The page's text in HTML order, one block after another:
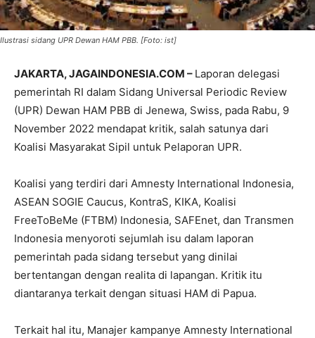
Ilustrasi sidang UPR Dewan HAM PBB. [Foto: ist]
JAKARTA, JAGAINDONESIA.COM – Laporan delegasi
pemerintah RI dalam Sidang Universal Periodic Review
(UPR) Dewan HAM PBB di Jenewa, Swiss, pada Rabu, 9
November 2022 mendapat kritik, salah satunya dari
Koalisi Masyarakat Sipil untuk Pelaporan UPR.
Koalisi yang terdiri dari Amnesty International Indonesia,
ASEAN SOGIE Caucus, KontraS, KIKA, Koalisi
FreeToBeMe (FTBM) Indonesia, SAFEnet, dan Transmen
Indonesia menyoroti sejumlah isu dalam laporan
pemerintah pada sidang tersebut yang dinilai
bertentangan dengan realita di lapangan. Kritik itu
diantaranya terkait dengan situasi HAM di Papua.
Terkait hal itu, Manajer kampanye Amnesty International